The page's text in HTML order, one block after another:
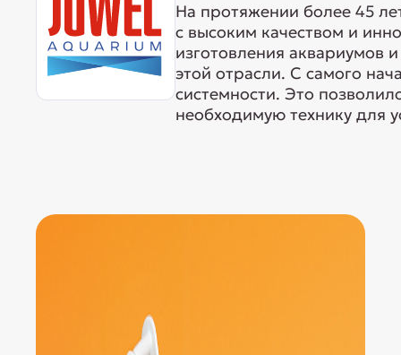
На протяжении более 45
с высоким качеством и
изготовления аквариумов
этой отрасли. С самого
системности. Это
необходимую технику для